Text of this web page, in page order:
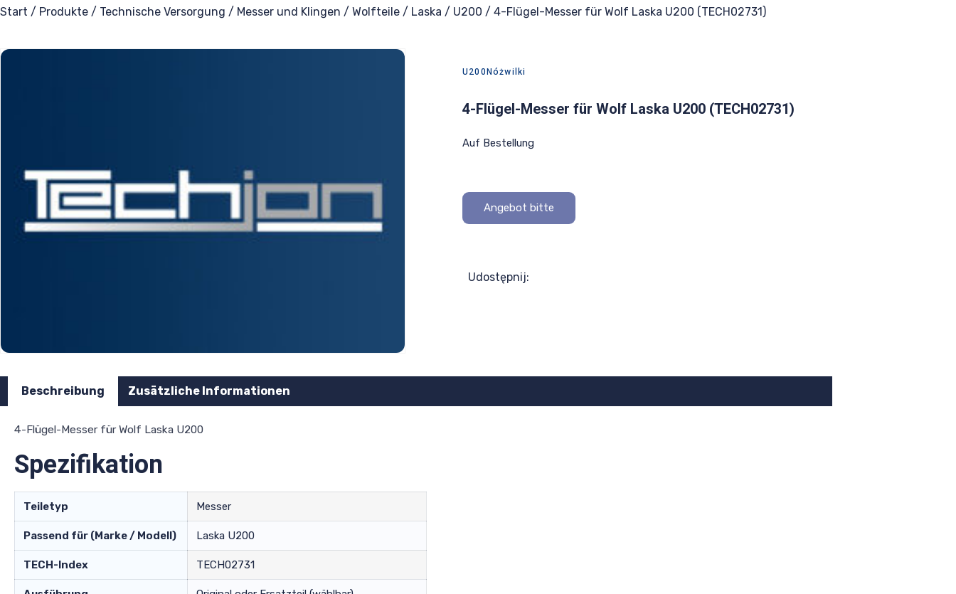
Start / Produkte / Technische Versorgung / Messer und Klingen / Wolfteile / Laska / U200 / 4-Flügel-Messer für Wolf Laska U200 (TECH02731)
U200Nóżwilki
4-Flügel-Messer für Wolf Laska U200 (TECH02731)
Auf Bestellung
Angebot bitte
Udostępnij:
Beschreibung Zusätzliche Informationen
4-Flügel-Messer für Wolf Laska U200
Spezifikation
Teiletyp Messer
Passend für (Marke / Modell) Laska U200
TECH-Index TECH02731